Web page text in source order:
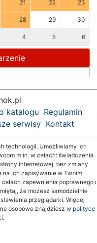
21 22 23
28 29 30
4 5 6
katalogu Regulamin
serwisy Kontakt
technologii. Umożliwiamy ich
m.in. w celach: świadczenia
internetowej, bez zmiany
ich zapisywanie w Twoim
zapewnienia poprawnego i
że możesz samodzielnie
przeglądarki. Więcej
osobowe znajdziesz w polityce